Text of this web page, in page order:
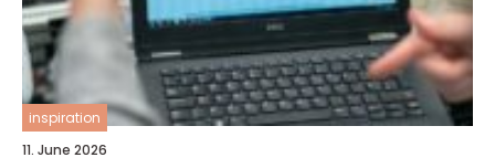
inspiration
11. June 2026